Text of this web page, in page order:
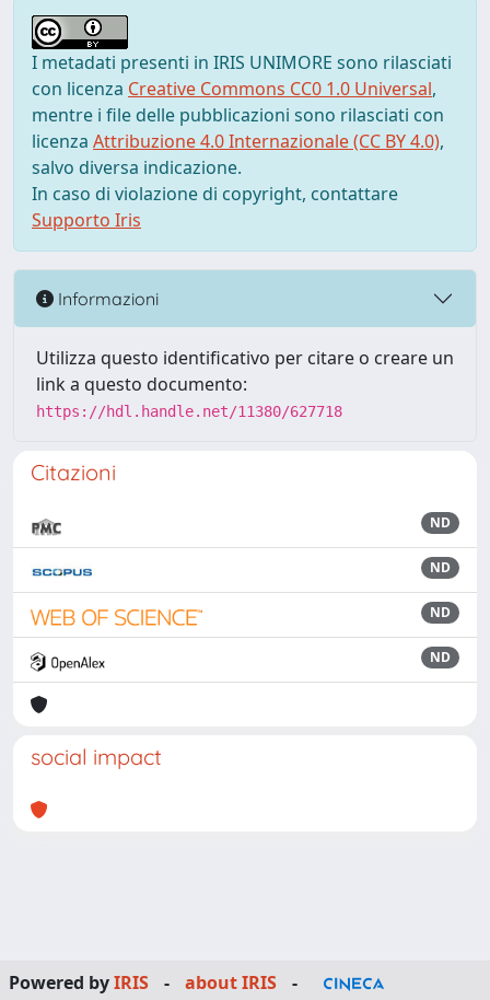
I metadati presenti in IRIS UNIMORE sono rilasciati
con licenza Creative Commons CC0 1.0 Universal,
mentre i file delle pubblicazioni sono rilasciati con
licenza Attribuzione 4.0 Internazionale (CC BY 4.0),
salvo diversa indicazione.
In caso di violazione di copyright, contattare
Supporto Iris
Informazioni
Utilizza questo identificativo per citare o creare un
link a questo documento:
https://hdl.handle.net/11380/627718
Citazioni
ND
ND
ND
ND
social impact
Powered byIRIS - about IRIS
-